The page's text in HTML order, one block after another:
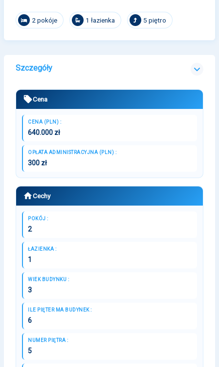
2 pokóje 1 łazienka 5 piętro
Szczegóły
Cena
CENA (PLN) :
640.000 zł
OPŁATA ADMINISTRACYJNA (PLN) :
300 zł
Cechy
POKÓJ :
2
ŁAZIENKA :
1
WIEK BUDYNKU :
3
ILE PIĘTER MA BUDYNEK :
6
NUMER PIĘTRA :
5